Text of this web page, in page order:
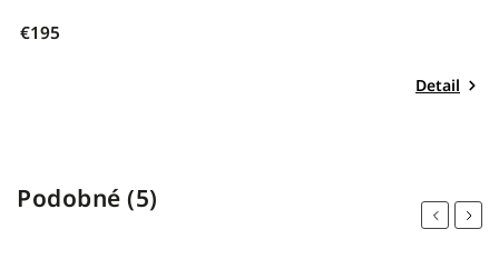
€195
Detail
Podobné (5)
Previous
Next